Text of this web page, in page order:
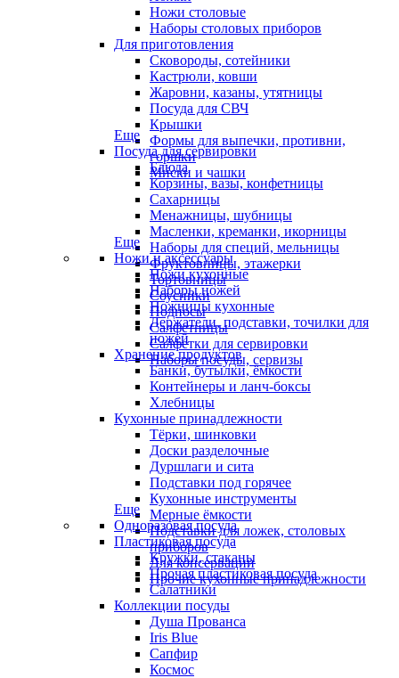
Ножи столовые
Наборы столовых приборов
Для приготовления
Сковороды, сотейники
Кастрюли, ковши
Жаровни, казаны, утятницы
Посуда для СВЧ
Крышки
Формы для выпечки, противни,
горшки
Миски и чашки
Еще
Посуда для сервировки
Блюда
Корзины, вазы, конфетницы
Сахарницы
Менажницы, шубницы
Масленки, креманки, икорницы
Наборы для специй, мельницы
Фруктовницы, этажерки
Тортовницы
Соусники
Подносы
Салфетницы
Салфетки для сервировки
Наборы посуды, сервизы
Еще
Ножи и аксессуары
Ножи кухонные
Наборы ножей
Ножницы кухонные
Держатели, подставки, точилки для
ножей
Хранение продуктов
Банки, бутылки, ёмкости
Контейнеры и ланч-боксы
Хлебницы
Кухонные принадлежности
Тёрки, шинковки
Доски разделочные
Дуршлаги и сита
Подставки под горячее
Кухонные инструменты
Мерные ёмкости
Подставки для ложек, столовых
приборов
Для консервации
Прочие кухонные принадлежности
Еще
Одноразовая посуда
Пластиковая посуда
Кружки, стаканы
Прочая пластиковая посуда
Салатники
Коллекции посуды
Душа Прованса
Iris Blue
Сапфир
Космос